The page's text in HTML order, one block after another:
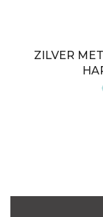
ZILVER